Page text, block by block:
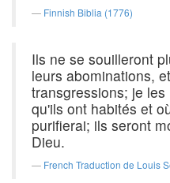
Finnish Biblia (1776)
Ils ne se souilleront
leurs abominations,
transgressions; je
qu'ils ont habités et
purifierai; ils seront
Dieu.
French Traduction de Louis